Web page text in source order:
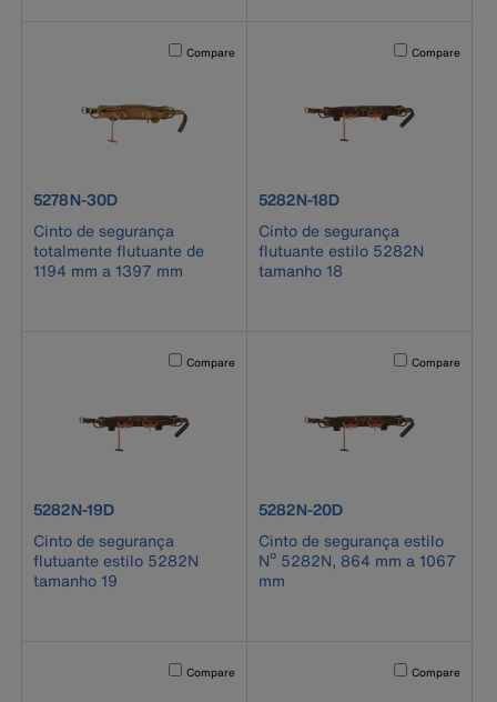
Activating this element will cause content on the page to
Compare
product number 5278N-30D
5278N-30D
Cinto de segurança
totalmente flutuante de
1194 mm a 1397 mm
Activating this
Compare
product number 5282N-18D
5282N-18D
Cinto de segurança
flutuante estilo 5282N
tamanho 18
Activating this element will cause content on the page to
Compare
product number 5282N-19D
5282N-19D
Cinto de segurança
flutuante estilo 5282N
tamanho 19
Activating this
Compare
product number 5282N-20D
5282N-20D
Cinto de segurança estilo
Nº 5282N, 864 mm a 1067
mm
Activating this element will cause content on the page to
Compare Activating this
Compare